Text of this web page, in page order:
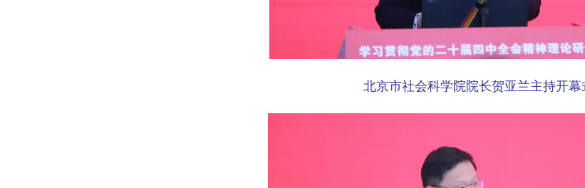
北京市社会科学院院长贺亚兰主持开幕